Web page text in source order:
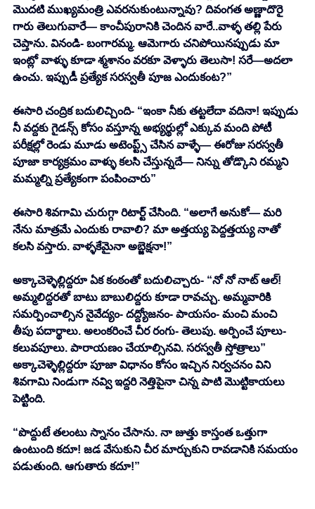
మొదటి ముఖ్యమంత్రి ఎవరనుకుంటున్నావు? దివంగత అణ్ణాదొరై
గారు తెలుగువారే— కాంచీపురానికి చెందిన వారే..వాళ్ళ తల్లి పేరు
చెప్తాను. వినండి- బంగారమ్మ. ఆమెగారు చనిపోయినప్పుడు మా
ఇంట్లో వాళ్ళు కూడా శ్మశానం వరకూ వెళ్ళారు తెలుసా! సరే—అదలా
ఉంచు. ఇప్పుడీ ప్రత్యేక సరస్వతీ పూజ ఎందుకంట?”
ఈసారి చంద్రిక బదులిచ్చింది- “ఇంకా నీకు తట్టలేదా వదినా! ఇప్పుడు
నీ వద్దకు గైడన్స్ కోసం వస్తూన్న అభ్యర్థుల్లో ఎక్కువ మంది పోటీ
పరీక్షల్లో రెండు మూడు అటెంప్ట్స్ చేసిన వాళ్ళే— ఈరోజు సరస్వతీ
పూజా కార్యక్రమం వాళ్ళు కలసి చేస్తున్నదే— నిన్ను తోడ్కొని రమ్మని
మమ్మల్ని ప్రత్యేకంగా పంపించారు”
ఈసారి శివగామి చురుగ్గా రిటార్ట్ చేసింది. “అలాగే అనుకో— మరి
నేను మాత్రమే ఎందుకు రావాలి? మా అత్తయ్య పెద్దత్తయ్య నాతో
కలసి వస్తారు. వాళ్ళకేమైనా అబ్జెక్షనా!”
అక్కాచెళ్ళెల్లిద్దరూ ఏక కంఠంతో బదులిచ్చారు- “నో నో నాట్ ఆల్!
అమ్మలిద్దరతో బాటు బాబులిద్దరు కూడా రావచ్చు. అమ్మవారికి
సమర్పించాల్సిన నైవేద్యం- దద్ద్యోజనం- పాయసం- మంచి మంచి
తీపు పదార్థాలు. అలంకరించే చీర రంగు- తెలుపు. అర్పించే పూలు-
కలువపూలు. పారాయణం చేయాల్సినవి. సరస్వతీ స్తోత్రాలు”
అక్కాచెళ్ళెల్లిద్దరూ పూజా విధానం కోసం ఇచ్చిన నిర్వచనం విని
శివగామి నిండుగా నవ్వి ఇద్దరి నెత్తిపైనా చిన్న పాటి మొట్టికాయలు
పెట్టింది.
“పొద్దుటే తలంటు స్నానం చేసాను. నా జుత్తు కాస్తంత ఒత్తుగా
ఉంటుంది కదూ! జడ వేసుకుని చీర మార్చుకుని రావడానికి సమయం
పడుతుంది. ఆగుతారు కదూ!”